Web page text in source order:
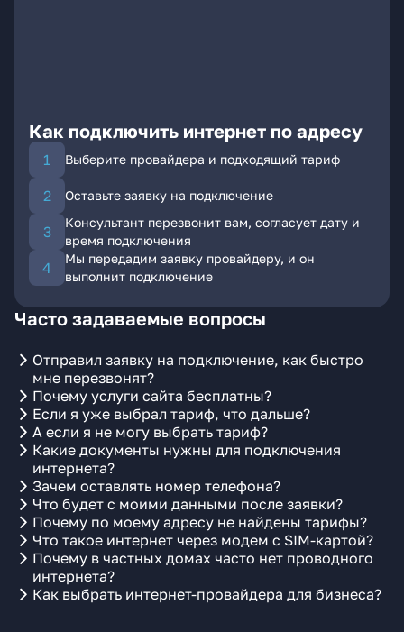
Как подключить интернет по адресу
Выберите провайдера и подходящий тариф
Оставьте заявку на подключение
Консультант перезвонит вам, согласует дату и
время подключения
Мы передадим заявку провайдеру, и он
выполнит подключение
Часто задаваемые вопросы
Отправил заявку на подключение, как быстро
мне перезвонят?
Почему услуги сайта бесплатны?
Если я уже выбрал тариф, что дальше?
А если я не могу выбрать тариф?
Какие документы нужны для подключения
интернета?
Зачем оставлять номер телефона?
Что будет с моими данными после заявки?
Почему по моему адресу не найдены тарифы?
Что такое интернет через модем с SIM-картой?
Почему в частных домах часто нет проводного
интернета?
Как выбрать интернет-провайдера для бизнеса?